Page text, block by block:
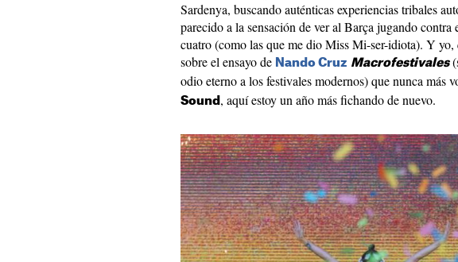
Sardenya, buscando auténticas experiencias tribales
parecido a la sensación de ver al Barça jugando
cuatro (como las que me dio Miss Mi-ser-idiota). Y
sobre el ensayo de Nando Cruz Macrofestivales
odio eterno a los festivales modernos) que nunca más
Sound , aquí estoy un año más fichando de nuevo.